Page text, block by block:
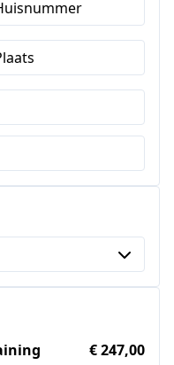
€ 247,00